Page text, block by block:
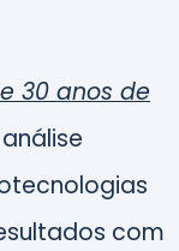
30 anos de
com